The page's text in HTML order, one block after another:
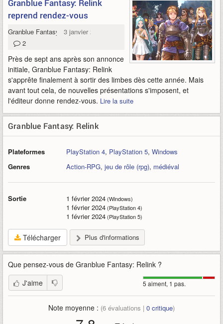
Granblue Fantasy: Relink
reprend rendez-vous
Granblue Fantasy: Relink3 janvier 2023
2
Près de sept ans après son annonce
initiale, Granblue Fantasy: Relink
s'apprête finalement à sortir des limbes dès cette année. Mais
avant tout cela, de nouvelles présentations s'imposent, et
l'éditeur donne rendez-vous. Lire la suite
Granblue Fantasy: Relink
Plateformes PlayStation 4, PlayStation 5, Windows
Genres
Action-RPG, jeu de rôle (rpg), médiéval
Sortie 1 février 2024(Windows)
1 février 2024(PlayStation 4)
1 février 2024(PlayStation 5)
Télécharger Plus d'informations
Que pensez-vous de Granblue Fantasy: Relink ?
5 aiment, 1 pas.
J'aime
Note moyenne : (6 évaluations | 0 critique)